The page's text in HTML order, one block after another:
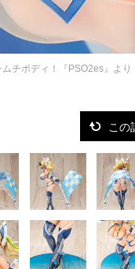
チボディ！『PSO2es』よ
この